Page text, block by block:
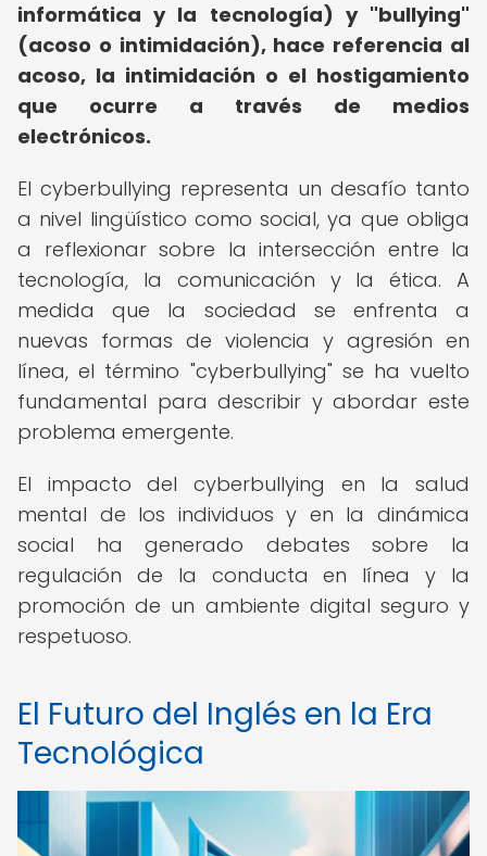
informática y la tecnología) y "bullying"
(acoso o intimidación), hace referencia al
acoso, la intimidación o el hostigamiento
que ocurre a través de medios
electrónicos.
El cyberbullying representa un desafío tanto
a nivel lingüístico como social, ya que obliga
a reflexionar sobre la intersección entre la
tecnología, la comunicación y la ética. A
medida que la sociedad se enfrenta a
nuevas formas de violencia y agresión en
línea, el término "cyberbullying" se ha vuelto
fundamental para describir y abordar este
problema emergente.
El impacto del cyberbullying en la salud
mental de los individuos y en la dinámica
social ha generado debates sobre la
regulación de la conducta en línea y la
promoción de un ambiente digital seguro y
respetuoso.
El Futuro del Inglés en la Era
Tecnológica